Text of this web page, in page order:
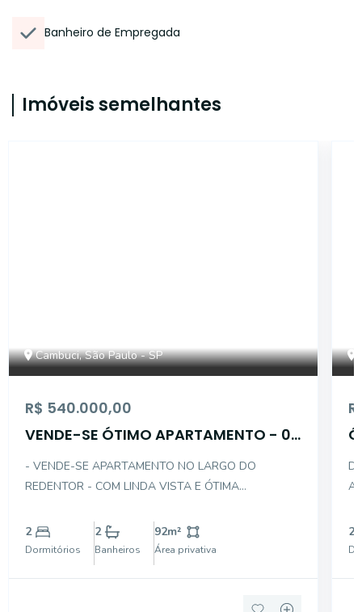
Banheiro de Empregada
Imóveis semelhantes
Cambuci, São Paulo - SP
R$ 540.000,00
VENDE-SE ÓTIMO APARTAMENTO - 02
- VENDE-SE APARTAMENTO NO LARGO DO
REDENTOR - COM LINDA VISTA E ÓTIMA
ACABAMENTO DE ALUMINIO BRANCO NAS PORTAS
E JANELAS - DESCRIÇÃO INTERNA DO IMÓVEL: . 02
DORMITÓRIOS SENDO 01 SUÍTE COM VARANDA .
2
Dormitórios
2
Banheiros
92m²
Área privativa
2